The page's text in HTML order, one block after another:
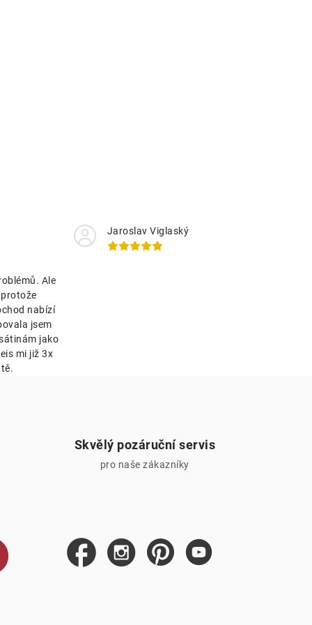
Ale
nabízí
jsem
jako
mi již 3x
Jaroslav Viglaský
Skvělý pozáruční servis
pro naše zákazníky